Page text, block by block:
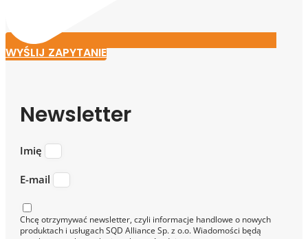
WYŚLIJ ZAPYTANIE
Newsletter
Imię
E-mail
Chcę otrzymywać newsletter, czyli informacje handlowe o nowych
produktach i usługach SQD Alliance Sp. z o.o. Wiadomości będą